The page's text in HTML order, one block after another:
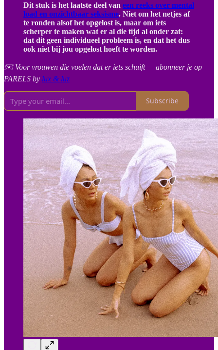
Dit stuk is het laatste deel van een reeks over mental
load en onzichtbaar seksisme. Niet om het netjes af
te ronden alsof het opgelost is, maar om iets
scherper te maken wat er al die tijd al onder zat:
dat dit geen individueel probleem is, en dat het dus
ook niet bij jou opgelost hoeft te worden.
✉️ Voor vrouwen die voelen dat er iets schuift — abonneer je op
PARELS by lux & luz
Subscribe